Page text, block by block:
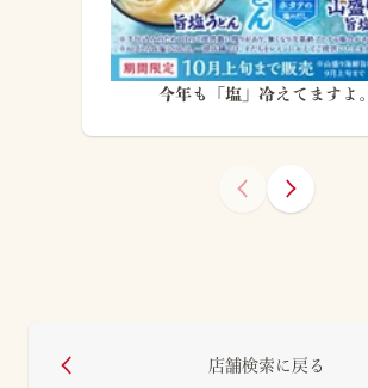
今年も「塩」冷えてますよ。
店舗検索に戻る